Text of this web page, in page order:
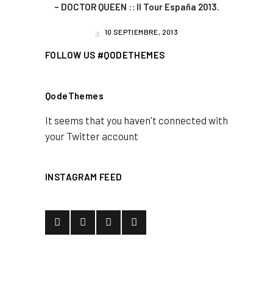
– DOCTOR QUEEN :: II Tour España 2013.
10 SEPTIEMBRE, 2013
FOLLOW US #QODETHEMES
QodeThemes
It seems that you haven't connected with
your Twitter account
INSTAGRAM FEED